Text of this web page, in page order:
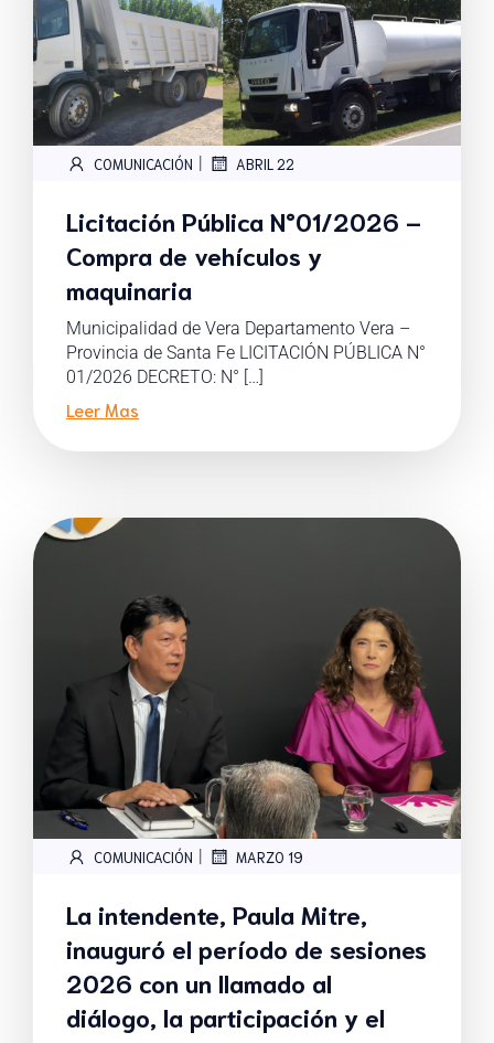
COMUNICACIÓN | ABRIL 22
Licitación Pública N°01/2026 –
Compra de vehículos y
maquinaria
Municipalidad de Vera Departamento Vera –
Provincia de Santa Fe LICITACIÓN PÚBLICA N°
01/2026 DECRETO: N° […]
Leer Mas
COMUNICACIÓN | MARZO 19
La intendente, Paula Mitre,
inauguró el período de sesiones
2026 con un llamado al
diálogo, la participación y el